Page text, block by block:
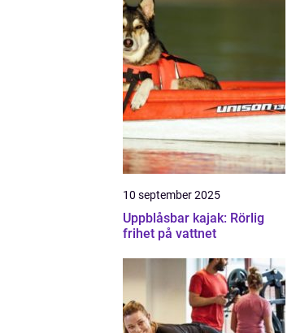
10 september 2025
Uppblåsbar kajak: Rörlig
frihet på vattnet